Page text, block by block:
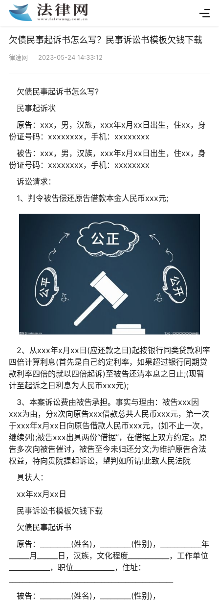
欠债民事起诉书怎么写？民事诉讼书模板欠钱下载
律速网 2023-05-24 14:33:12
欠债民事起诉书怎么写?
民事起诉状
原告：xxx，男，汉族，xxx年x月xx日出生，住xx，身
份证号码：xxxxxxxx，手机：xxxxxxxx
被告：xxx，男，汉族，xxx年x月xx日出生，住xx，身
份证号码：xxxxxxxx，手机：xxxxxxxx
诉讼请求：
1、判令被告偿还原告借款本金人民币xxx元;
2、从xxx年x月xx日(应还款之日)起按银行同类贷款利率
四倍计算利息(首先是自己约定利率，如果超过银行同期贷
款利率四倍的就以四倍起诉)至被告还清本息之日止;(现暂
计至起诉之日利息为人民币xxx元);
3、本案诉讼费由被告承担。事实与理由：被告xxx因
xxx为由，分x次向原告xxx借款总共人民币xxx元，第一次
于xxx年x月xx日向原告借款人民币xxx元，(如不止一次，
继续列);被告xxx出具两份“借据”，在借据上双方约定;。原
告多次向被告催讨，被告至今未归还分文;为维护原告合法
权益，特向贵院提起诉讼，望判如所请!此致人民法院
具状人：
xx年xx月xx日
民事诉讼书模板欠钱下载
欠债民事起诉书
原告：_________(姓名)，_________(性别)，____________年
______月______日，汉族，文化程度____________，工作单位
____________，职位____________，住址：
被告：_________(姓名)，_________(性别)，